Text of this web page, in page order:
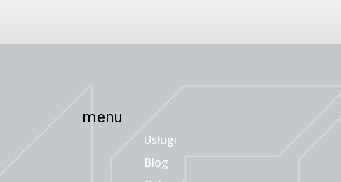
menu
Usługi
Blog